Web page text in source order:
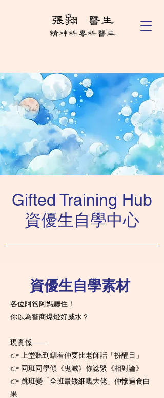
Gifted Training Hub
​資優生自學中心
資優生自學素材
各位阿爸阿媽聽住！
你以為智商爆燈好威水？
現實係——
👉 上堂聽到瞓着仲要比老師話「扮醒目」
👉 同班同學傾《鬼滅》你諗緊《相對論》
👉 跳班變「全班最矮細嘅大佬」仲慘過食白
果